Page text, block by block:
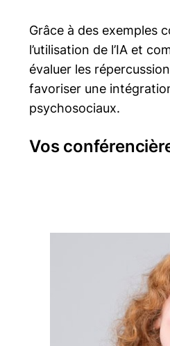
Grâce à des exemples
l’utilisation de l’IA et
évaluer les
favoriser une
psychosociaux.
Vos